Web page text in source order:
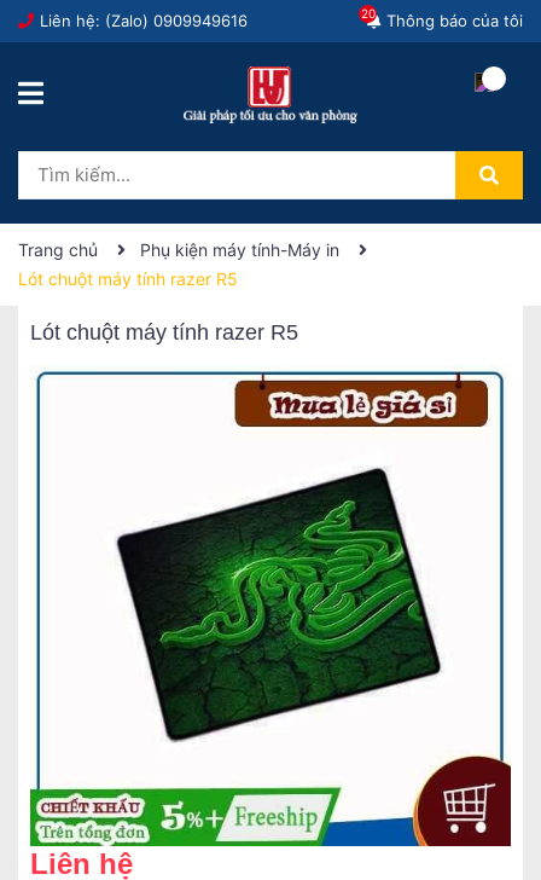
Liên hệ: (Zalo) 0909949616 Thông báo của tôi
20
Trang chủ
Phụ kiện máy tính-Máy in
Lót chuột máy tính razer R5
Lót chuột máy tính razer R5
Liên hệ